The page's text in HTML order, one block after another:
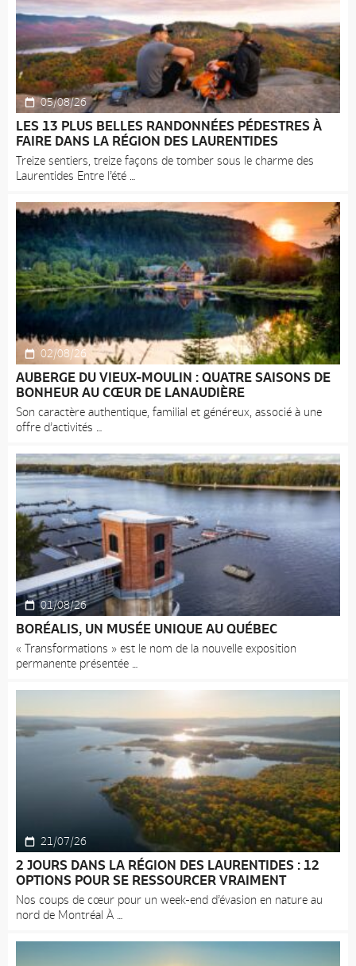
05/08/26
LES 13 PLUS BELLES RANDONNÉES PÉDESTRES À
FAIRE DANS LA RÉGION DES LAURENTIDES
Treize sentiers, treize façons de tomber sous le charme des
Laurentides Entre l’été
02/08/26
AUBERGE DU VIEUX-MOULIN : QUATRE SAISONS DE
BONHEUR AU CŒUR DE LANAUDIÈRE
Son caractère authentique, familial et généreux, associé à une
offre d’activités
01/08/26
BORÉALIS, UN MUSÉE UNIQUE AU QUÉBEC
« Transformations » est le nom de la nouvelle exposition
permanente présentée
21/07/26
2 JOURS DANS LA RÉGION DES LAURENTIDES : 12
OPTIONS POUR SE RESSOURCER VRAIMENT
Nos coups de cœur pour un week-end d’évasion en nature au
nord de Montréal À